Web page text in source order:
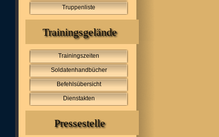
Truppenliste
Trainingsgelände
Trainingszeiten
Soldatenhandbücher
Befehlsübersicht
Dienstakten
Pressestelle